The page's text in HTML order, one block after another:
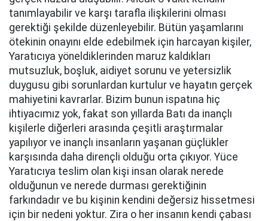
tanımlayabilir ve karşı tarafla ilişkilerini olması
gerektiği şekilde düzenleyebilir. Bütün yaşamlarını
ötekinin onayını elde edebilmek için harcayan kişiler,
Yaratıcıya yöneldiklerinden maruz kaldıkları
mutsuzluk, boşluk, aidiyet sorunu ve yetersizlik
duygusu gibi sorunlardan kurtulur ve hayatın gerçek
mahiyetini kavrarlar. Bizim bunun ispatına hiç
ihtiyacımız yok, fakat son yıllarda Batı da inançlı
kişilerle diğerleri arasında çeşitli araştırmalar
yapılıyor ve inançlı insanların yaşanan güçlükler
karşısında daha dirençli olduğu orta çıkıyor. Yüce
Yaratıcıya teslim olan kişi insan olarak nerede
olduğunun ve nerede durması gerektiğinin
farkındadır ve bu kişinin kendini değersiz hissetmesi
için bir nedeni yoktur. Zira o her insanın kendi çabası